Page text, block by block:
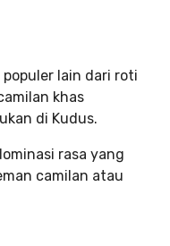
lain dari roti
khas
di Kudus.
rasa yang
camilan atau